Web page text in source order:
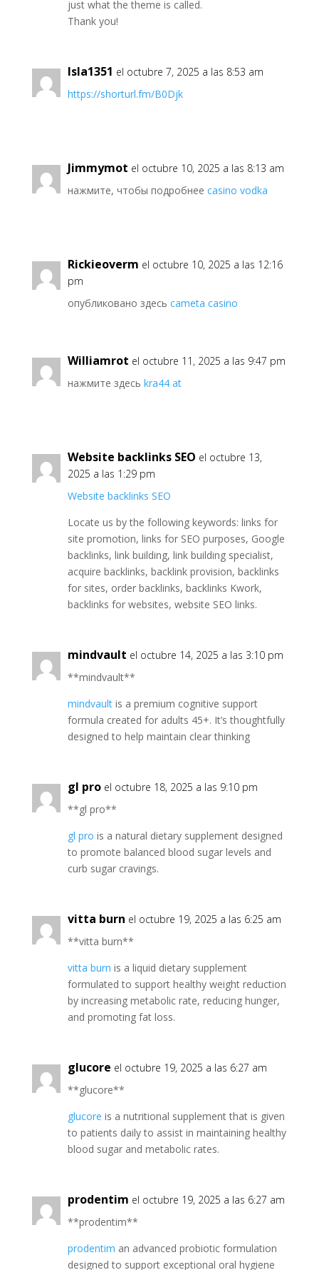
just what the theme is called.
Thank you!
Isla1351 el octubre 7, 2025 a las 8:53 am
https://shorturl.fm/B0Djk
Jimmymot el octubre 10, 2025 a las 8:13 am
нажмите, чтобы подробнее casino vodka
Rickieoverm el octubre 10, 2025 a las 12:16
pm
опубликовано здесь cameta casino
Williamrot el octubre 11, 2025 a las 9:47 pm
нажмите здесь kra44 at
Website backlinks SEO el octubre 13,
2025 a las 1:29 pm
Website backlinks SEO
Locate us by the following keywords: links for
site promotion, links for SEO purposes, Google
backlinks, link building, link building specialist,
acquire backlinks, backlink provision, backlinks
for sites, order backlinks, backlinks Kwork,
backlinks for websites, website SEO links.
mindvault el octubre 14, 2025 a las 3:10 pm
** mindvault**
mindvaultis a premium cognitive support
formula created for adults 45+. It’s thoughtfully
designed to help maintain clear thinking
gl pro el octubre 18, 2025 a las 9:10 pm
**gl pro**
gl pro is a natural dietary supplement designed
to promote balanced blood sugar levels and
curb sugar cravings.
vitta burn el octubre 19, 2025 a las 6:25 am
**vitta burn**
vitta burn is a liquid dietary supplement
formulated to support healthy weight reduction
by increasing metabolic rate, reducing hunger,
and promoting fat loss.
glucore el octubre 19, 2025 a las 6:27 am
** glucore**
glucore is a nutritional supplement that is given
to patients daily to assist in maintaining healthy
blood sugar and metabolic rates.
prodentim el octubre 19, 2025 a las 6:27 am
** prodentim**
prodentim an advanced probiotic formulation
designed to support exceptional oral hygiene